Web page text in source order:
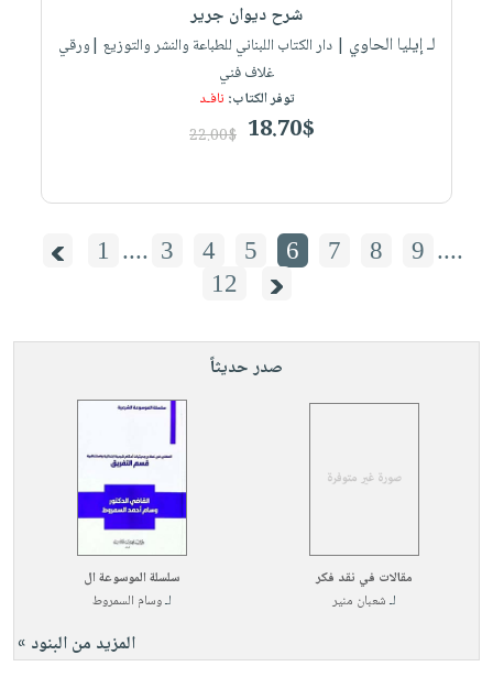
شرح ديوان جرير
لـ إيليا الحاوي | دار الكتاب اللبناني للطباعة والنشر والتوزيع |ورقي
غلاف فني
توفر الكتاب: نافـد
18.70$
22.00$
1 .... 3 4 5 6 7 8 9 ....
12
صدر حديثاً
مقالات في نقد فكر
لـشعبان منير
سلسلة الموسوعة ال
لـوسام السمروط
المزيد من البنود »